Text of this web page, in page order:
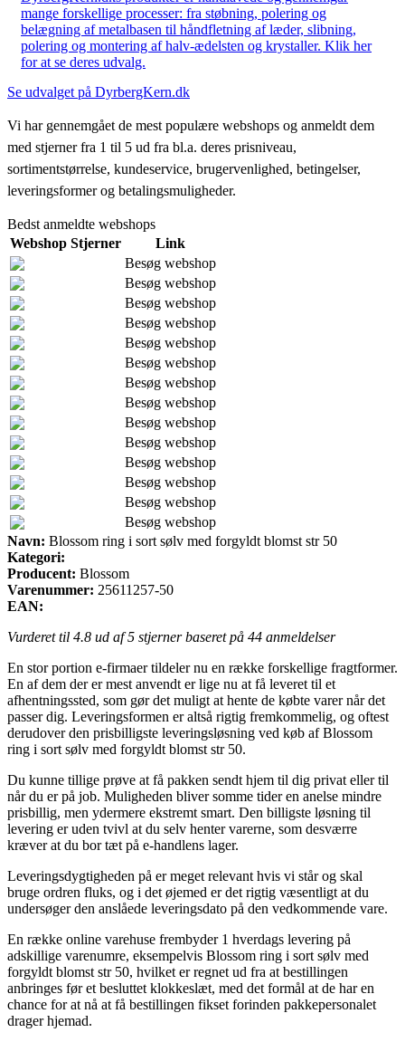
mange forskellige processer: fra støbning, polering og
belægning af metalbasen til håndfletning af læder, slibning,
polering og montering af halv-ædelsten og krystaller. Klik her
for at se deres udvalg.
Se udvalget på DyrbergKern.dk
Vi har gennemgået de mest populære webshops og anmeldt dem
med stjerner fra 1 til 5 ud fra bl.a. deres prisniveau,
sortimentstørrelse, kundeservice, brugervenlighed, betingelser,
leveringsformer og betalingsmuligheder.
Bedst anmeldte webshops
Webshop Stjerner
Link
Besøg webshop
Besøg webshop
Besøg webshop
Besøg webshop
Besøg webshop
Besøg webshop
Besøg webshop
Besøg webshop
Besøg webshop
Besøg webshop
Besøg webshop
Besøg webshop
Besøg webshop
Besøg webshop
Navn: Blossom ring i sort sølv med forgyldt blomst str 50
Kategori:
Producent: Blossom
Varenummer: 25611257-50
EAN:
Vurderet til 4.8 ud af 5 stjerner baseret på 44 anmeldelser
En stor portion e-firmaer tildeler nu en række forskellige fragtformer.
En af dem der er mest anvendt er lige nu at få leveret til et
afhentningssted, som gør det muligt at hente de købte varer når det
passer dig. Leveringsformen er altså rigtig fremkommelig, og oftest
derudover den prisbilligste leveringsløsning ved køb af Blossom
ring i sort sølv med forgyldt blomst str 50.
Du kunne tillige prøve at få pakken sendt hjem til dig privat eller til
når du er på job. Muligheden bliver somme tider en anelse mindre
prisbillig, men ydermere ekstremt smart. Den billigste løsning til
levering er uden tvivl at du selv henter varerne, som desværre
kræver at du bor tæt på e-handlens lager.
Leveringsdygtigheden på er meget relevant hvis vi står og skal
bruge ordren fluks, og i det øjemed er det rigtig væsentligt at du
undersøger den anslåede leveringsdato på den vedkommende vare.
En række online varehuse frembyder 1 hverdags levering på
adskillige varenumre, eksempelvis Blossom ring i sort sølv med
forgyldt blomst str 50, hvilket er regnet ud fra at bestillingen
anbringes før et besluttet klokkeslæt, med det formål at de har en
chance for at nå at få bestillingen fikset forinden pakkepersonalet
drager hjemad.